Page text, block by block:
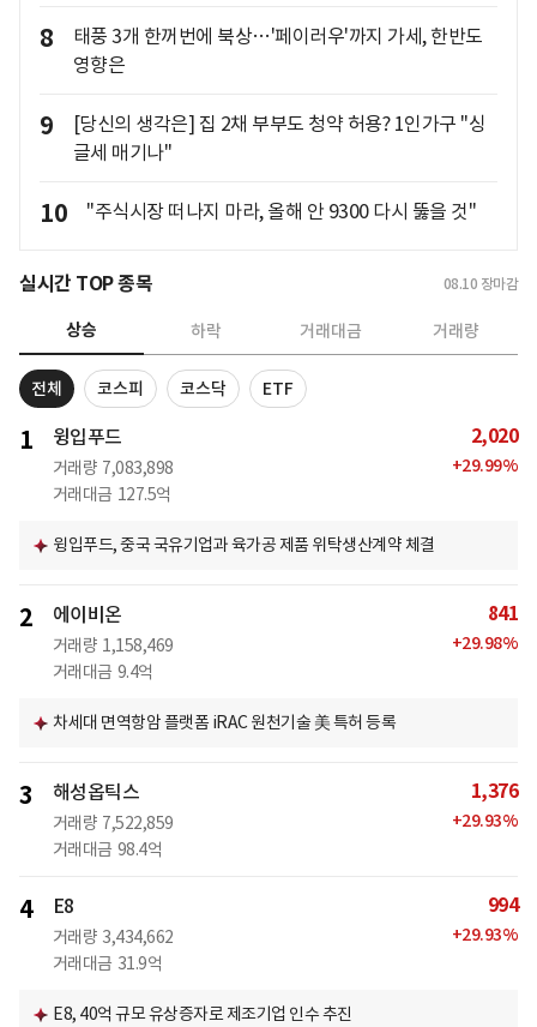
8
태풍 3개 한꺼번에 북상…'페이러우'까지 가세, 한반도
영향은
9
[당신의 생각은] 집 2채 부부도 청약 허용? 1인가구 "싱
글세 매기나"
10 "주식시장 떠나지 마라, 올해 안 9300 다시 뚫을 것"
실시간 TOP 종목 08.10 장마감
상승 하락 거래대금 거래량
전체 코스피 코스닥 ETF
1 윙입푸드
거래량 7,083,898
거래대금 127.5억
2,020
+29.99%
윙입푸드, 중국 국유기업과 육가공 제품 위탁생산계약 체결
2 에이비온
거래량 1,158,469
거래대금 9.4억
841
+29.98%
차세대 면역항암 플랫폼 iRAC 원천기술 美 특허 등록
3 해성옵틱스
거래량 7,522,859
거래대금 98.4억
1,376
+29.93%
4 E8
거래량 3,434,662
거래대금 31.9억
994
+29.93%
E8, 40억 규모 유상증자로 제조기업 인수 추진